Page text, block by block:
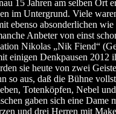
15 Jahren am selben Ort
im Untergrund. Viele
ebenso absonderlichen
Anbeter von einst
Nikolas „Nik Fiend“
einigen Denkpausen 2012
sie heute von zwei
so aus, daß die Bühne
Totenköpfen, Nebel und
gaben sich eine Dame
und drei Herren mit